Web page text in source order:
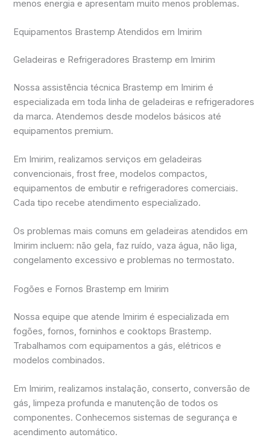
menos energia e apresentam muito menos problemas.
Equipamentos Brastemp Atendidos em Imirim
Geladeiras e Refrigeradores Brastemp em Imirim
Nossa assistência técnica Brastemp em Imirim é
especializada em toda linha de geladeiras e refrigeradores
da marca. Atendemos desde modelos básicos até
equipamentos premium.
Em Imirim, realizamos serviços em geladeiras
convencionais, frost free, modelos compactos,
equipamentos de embutir e refrigeradores comerciais.
Cada tipo recebe atendimento especializado.
Os problemas mais comuns em geladeiras atendidos em
Imirim incluem: não gela, faz ruído, vaza água, não liga,
congelamento excessivo e problemas no termostato.
Fogões e Fornos Brastemp em Imirim
Nossa equipe que atende Imirim é especializada em
fogões, fornos, forninhos e cooktops Brastemp.
Trabalhamos com equipamentos a gás, elétricos e
modelos combinados.
Em Imirim, realizamos instalação, conserto, conversão de
gás, limpeza profunda e manutenção de todos os
componentes. Conhecemos sistemas de segurança e
acendimento automático.